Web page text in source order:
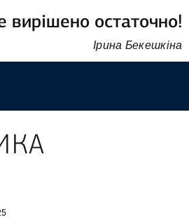
остаточно!
Ірина Бекешкіна